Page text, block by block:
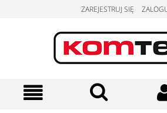
ZAREJESTRUJ SIĘ